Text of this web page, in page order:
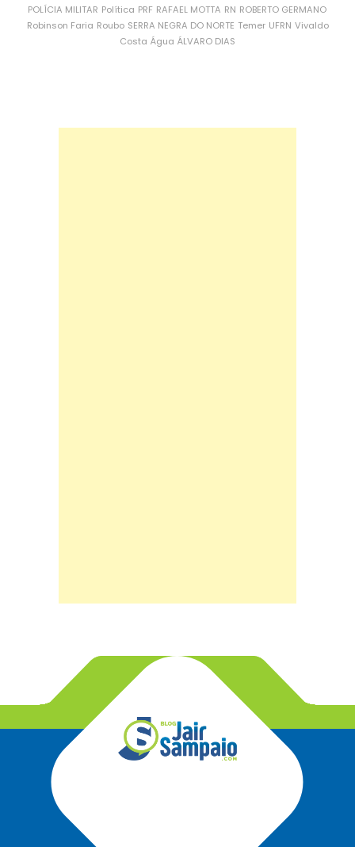
POLÍCIA MILITAR Política PRF RAFAEL MOTTA RN ROBERTO GERMANO
Robinson Faria Roubo SERRA NEGRA DO NORTE Temer UFRN Vivaldo
Costa Água ÁLVARO DIAS